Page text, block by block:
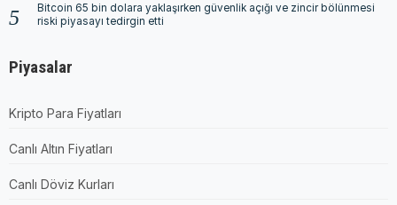
Bitcoin 65 bin dolara yaklaşırken güvenlik açığı ve zincir bölünmesi
riski piyasayı tedirgin etti
Piyasalar
Kripto Para Fiyatları
Canlı Altın Fiyatları
Canlı Döviz Kurları